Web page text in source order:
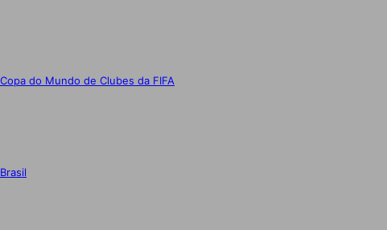
Copa do Mundo de Clubes da FIFA
Brasil